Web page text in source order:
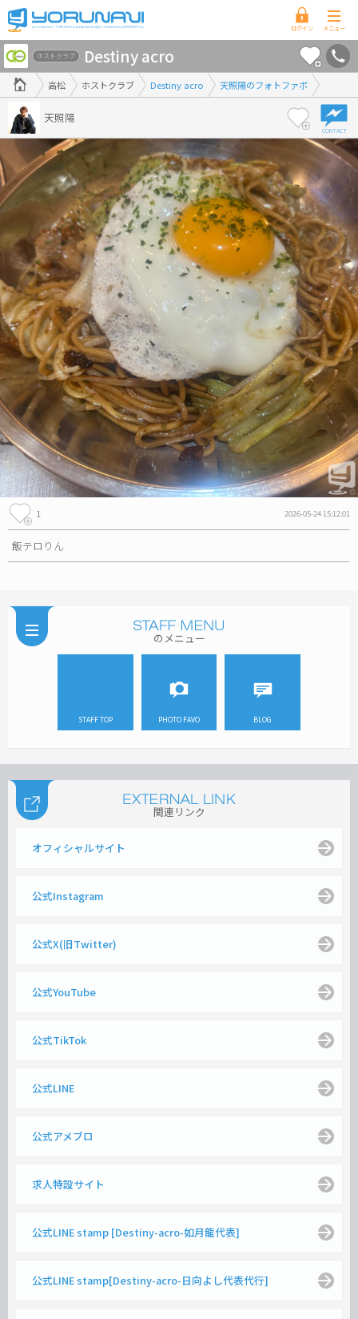
香
川
県
版
高松 ホストクラブ Destiny acro 天照陽のフォトファボ
ホストクラブ Destiny acro
天照陽
1 2026-05-24 15:12:01
飯テロりん
のメニュー
STAFF TOP PHOTO FAVO BLOG
関連リンク
オフィシャルサイト
公式Instagram
公式X(旧Twitter)
公式YouTube
公式TikTok
公式LINE
公式アメブロ
求人特設サイト
公式LINE stamp [Destiny-acro-如月龍代表]
公式LINE stamp[Destiny-acro-日向よし代表代行]